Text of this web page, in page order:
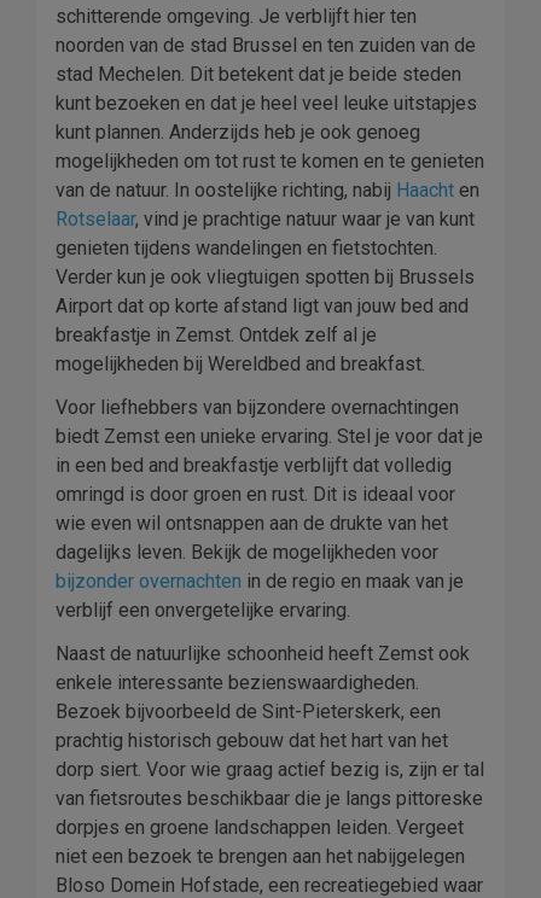
schitterende omgeving. Je verblijft hier ten
noorden van de stad Brussel en ten zuiden van de
stad Mechelen. Dit betekent dat je beide steden
kunt bezoeken en dat je heel veel leuke uitstapjes
kunt plannen. Anderzijds heb je ook genoeg
mogelijkheden om tot rust te komen en te genieten
van de natuur. In oostelijke richting, nabij Haacht en
Rotselaar, vind je prachtige natuur waar je van kunt
genieten tijdens wandelingen en fietstochten.
Verder kun je ook vliegtuigen spotten bij Brussels
Airport dat op korte afstand ligt van jouw bed and
breakfastje in Zemst. Ontdek zelf al je
mogelijkheden bij Wereldbed and breakfast.
Voor liefhebbers van bijzondere overnachtingen
biedt Zemst een unieke ervaring. Stel je voor dat je
in een bed and breakfastje verblijft dat volledig
omringd is door groen en rust. Dit is ideaal voor
wie even wil ontsnappen aan de drukte van het
dagelijks leven. Bekijk de mogelijkheden voor
bijzonder overnachten in de regio en maak van je
verblijf een onvergetelijke ervaring.
Naast de natuurlijke schoonheid heeft Zemst ook
enkele interessante bezienswaardigheden.
Bezoek bijvoorbeeld de Sint-Pieterskerk, een
prachtig historisch gebouw dat het hart van het
dorp siert. Voor wie graag actief bezig is, zijn er tal
van fietsroutes beschikbaar die je langs pittoreske
dorpjes en groene landschappen leiden. Vergeet
niet een bezoek te brengen aan het nabijgelegen
Bloso Domein Hofstade, een recreatiegebied waar